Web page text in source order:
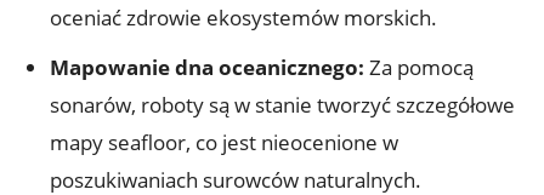
oceniać ⁤zdrowie ekosystemów morskich.
Mapowanie⁤ dna oceanicznego: Za ​pomocą
⁣sonarów, roboty są w stanie‌ tworzyć ​szczegółowe​
mapy seafloor, co jest nieocenione w
poszukiwaniach surowców ⁢naturalnych.